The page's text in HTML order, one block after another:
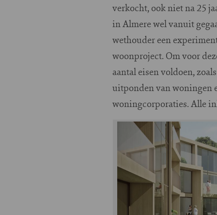
verkocht, ook niet na 25
in Almere wel vanuit
wethouder een
woonproject. Om voor
aantal eisen voldoen,
uitponden van woningen
woningcorporaties. Alle
Image